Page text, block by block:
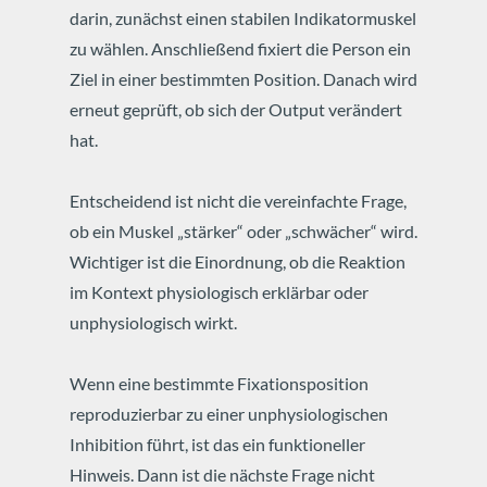
darin, zunächst einen stabilen Indikatormuskel
zu wählen. Anschließend fixiert die Person ein
Ziel in einer bestimmten Position. Danach wird
erneut geprüft, ob sich der Output verändert
hat.
Entscheidend ist nicht die vereinfachte Frage,
ob ein Muskel „stärker“ oder „schwächer“ wird.
Wichtiger ist die Einordnung, ob die Reaktion
im Kontext physiologisch erklärbar oder
unphysiologisch wirkt.
Wenn eine bestimmte Fixationsposition
reproduzierbar zu einer unphysiologischen
Inhibition führt, ist das ein funktioneller
Hinweis. Dann ist die nächste Frage nicht